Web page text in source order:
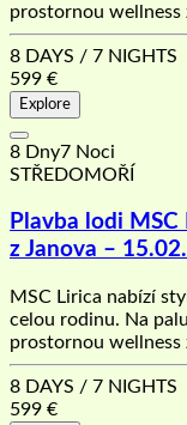
prostornou wellness
8 DAYS / 7 NIGHTS
599 €
Explore
8 Dny7 Noci
STŘEDOMOŘÍ
Plavba lodi
z Janova –
MSC Lirica nabízí
celou rodinu. Na
prostornou wellness
8 DAYS / 7 NIGHTS
599 €